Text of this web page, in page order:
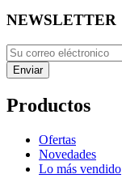
NEWSLETTER
Productos
Ofertas
Novedades
Lo más vendido